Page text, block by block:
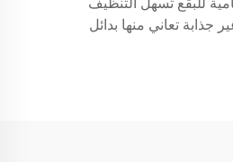
جذابة تعاني منها بدائل